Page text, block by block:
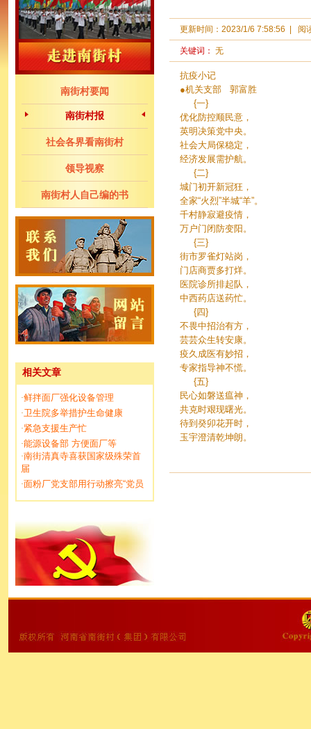
南街村要闻
南街村报
社会各界看南街村
领导视察
南街村人自己编的书
相关文章
·鲜拌面厂强化设备管理
·卫生院多举措护生命健康
·紧急支援生产忙
·能源设备部 方便面厂等
·南街清真寺喜获国家级殊荣首
届
·面粉厂党支部用行动擦亮“党员
更新时间： 2023/1/6 7:58:56 阅
关键词： 无
抗疫小记
●机关支部 郭富胜
{一}
优化防控顺民意，
英明决策党中央。
社会大局保稳定，
经济发展需护航。
{二}
城门初开新冠狂，
全家“火烈”半城“羊”。
千村静寂避疫情，
万户门闭防变阳。
{三}
街市罗雀灯站岗，
门店商贾多打烊。
医院诊所排起队，
中西药店送药忙。
{四}
不畏中招治有方，
芸芸众生转安康。
疫久成医有妙招，
专家指导神不慌。
{五}
民心如磐送瘟神，
共克时艰现曙光。
待到癸卯花开时，
玉宇澄清乾坤朗。